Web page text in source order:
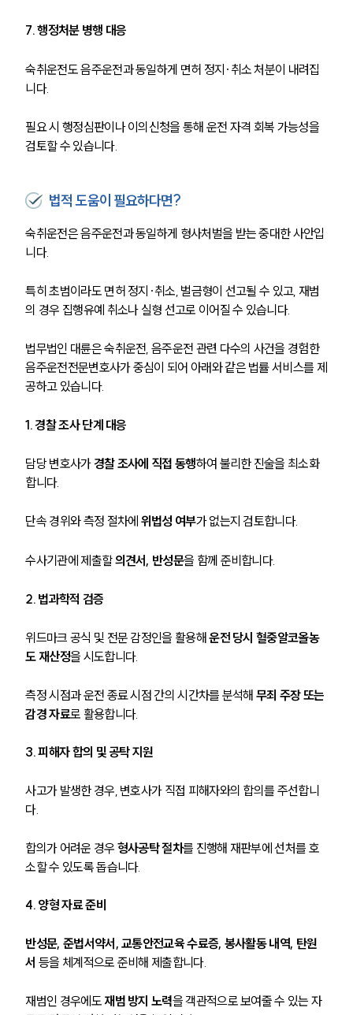
7. 행정처분 병행 대응
숙취운전도 음주운전과 동일하게 면허 정지·취소 처분이 내려집
니다.
필요 시 행정심판이나 이의신청을 통해 운전 자격 회복 가능성을
검토할 수 있습니다.
법적 도움이 필요하다면?
숙취운전은 음주운전과 동일하게 형사처벌을 받는 중대한 사안입
니다.
특히 초범이라도 면허 정지·취소, 벌금형이 선고될 수 있고, 재범
의 경우 집행유예 취소나 실형 선고로 이어질 수 있습니다.
법무법인 대륜은 숙취운전, 음주운전 관련 다수의 사건을 경험한
음주운전전문변호사가 중심이 되어 아래와 같은 법률 서비스를 제
공하고 있습니다.
1. 경찰 조사 단계 대응
담당 변호사가 경찰 조사에 직접 동행하여 불리한 진술을 최소화
합니다.
단속 경위와 측정 절차에 위법성 여부가 없는지 검토합니다.
수사기관에 제출할 의견서, 반성문을 함께 준비합니다.
2. 법과학적 검증
위드마크 공식 및 전문 감정인을 활용해 운전 당시 혈중알코올농
도 재산정을 시도합니다.
측정 시점과 운전 종료 시점 간의 시간차를 분석해 무죄 주장 또는
감경 자료로 활용합니다.
3. 피해자 합의 및 공탁 지원
사고가 발생한 경우, 변호사가 직접 피해자와의 합의를 주선합니
다.
합의가 어려운 경우 형사공탁 절차를 진행해 재판부에 선처를 호
소할 수 있도록 돕습니다.
4. 양형 자료 준비
반성문, 준법서약서, 교통안전교육 수료증, 봉사활동 내역, 탄원
서 등을 체계적으로 준비해 제출합니다.
재범인 경우에도 재범 방지 노력을 객관적으로 보여줄 수 있는 자